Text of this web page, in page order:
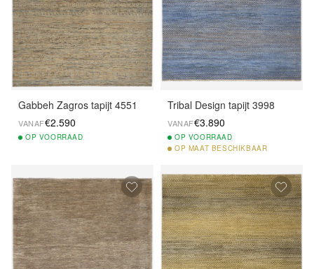
Gabbeh Zagros tapijt 4551
VANAF€2.590
OP VOORRAAD
Tribal Design tapijt 3998
VANAF€3.890
OP VOORRAAD
OP MAAT BESCHIKBAAR